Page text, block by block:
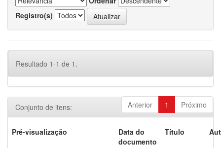
Registro(s)
Resultado 1-1 de 1.
Anterior 1 Próximo
Conjunto de itens:
Pré-visualização
Data do
documento
Título